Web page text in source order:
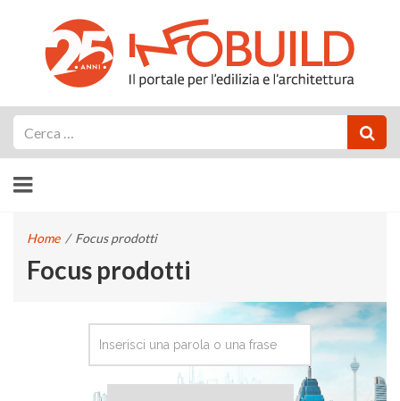
Home / Focus prodotti
Focus prodotti